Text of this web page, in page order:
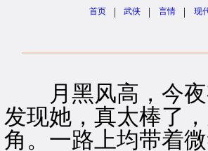
首页 | 武侠 | 言情 | 现
月黑风高，今夜
发现她，真太棒了
角。一路上均带着